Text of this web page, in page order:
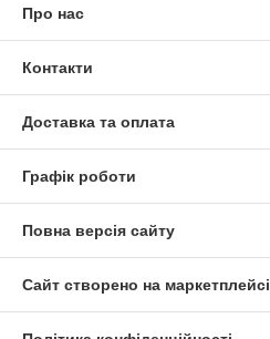
Про нас
Контакти
Доставка та оплата
Графік роботи
Повна версія сайту
Сайт створено на маркетплейсі